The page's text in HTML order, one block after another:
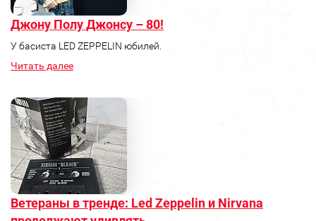
Джону Полу Джонсу – 80!
У басиста LED ZEPPELIN юбилей.
Читать далее
Ветераны в тренде: Led Zeppelin и Nirvana